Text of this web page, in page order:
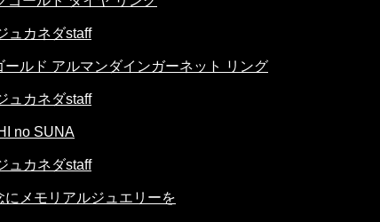
ュカネダstaff
ールド アルマンダインガーネット リング
ュカネダstaff
no SUNA
ュカネダstaff
メモリアルジュエリーを